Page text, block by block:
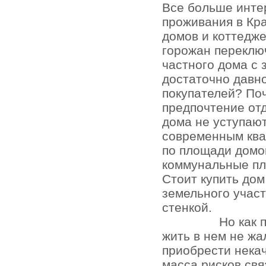
Все больше
проживания в
домов и
горожан
частного дома с
достаточно
покупателей?
предпочтение
дома не
современным
по площади
коммунальные
Стоит купить
земельного
стенкой.
Но как
жить в нем не
приобрести